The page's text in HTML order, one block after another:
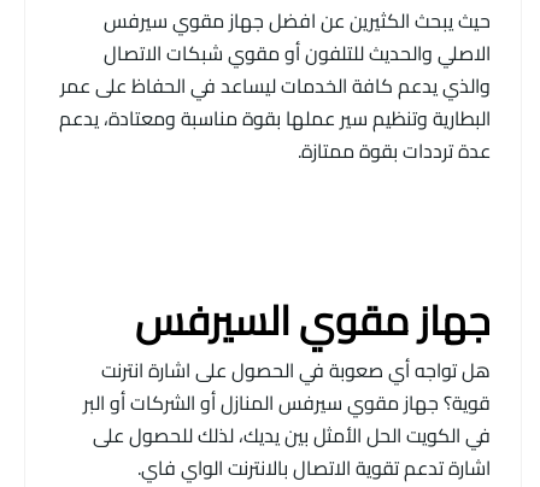
حيث يبحث الكثيرين عن افضل جهاز مقوي سيرفس
الاصلي والحديث للتلفون أو مقوي شبكات الاتصال
والذي يدعم كافة الخدمات ليساعد في الحفاظ على عمر
البطارية وتنظيم سير عملها بقوة مناسبة ومعتادة، يدعم
عدة ترددات بقوة ممتازة.
جهاز مقوي السيرفس
هل تواجه أي صعوبة في الحصول على اشارة انترنت
قوية؟ جهاز مقوي سيرفس المنازل أو الشركات أو البر
في الكويت الحل الأمثل بين يديك، لذلك للحصول على
اشارة تدعم تقوية الاتصال بالانترنت الواي فاي.